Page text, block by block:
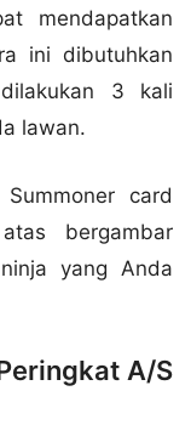
mendapatkan
ini dibutuhkan
3 kali
lawan.
card
bergambar
yang Anda
A/S